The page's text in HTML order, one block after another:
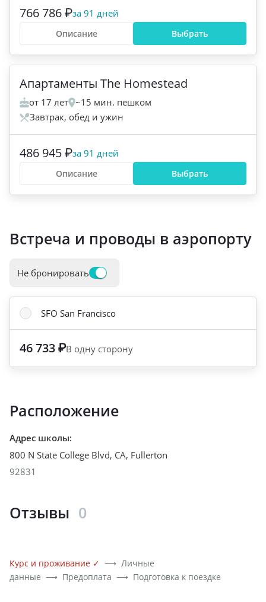
766 786 ₽за 91 дней
Выбрать
Описание
+5
Апартаменты The Homestead
от 17 лет ~15 мин. пешком
Завтрак, обед и ужин
486 945 ₽за 91 дней
Выбрать
Описание
Встреча и проводы в аэропорту
Не бронировать
SFO San Francisco
46 733 ₽В одну сторону
Расположение
Адрес школы:
800 N State College Blvd, CA, Fullerton
92831
Отзывы 0
Курс и проживание ✓ ⟶ Личные
данные ⟶ Предоплата ⟶ Подготовка к поездке